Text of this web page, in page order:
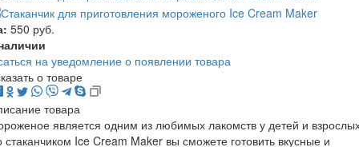
550 руб.
на уведомление о появлении товара
о товаре
товара
является одним из любимых лакомств у детей и
стаканчиком Ice Cream Maker вы сможете готовить вкусные и